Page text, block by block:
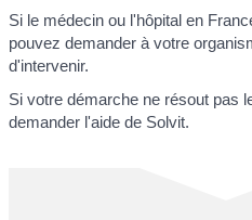
Si le médecin ou l'hôpital en
pouvez demander à votre
d'intervenir.
Si votre démarche ne résout pas
demander l'aide de Solvit.